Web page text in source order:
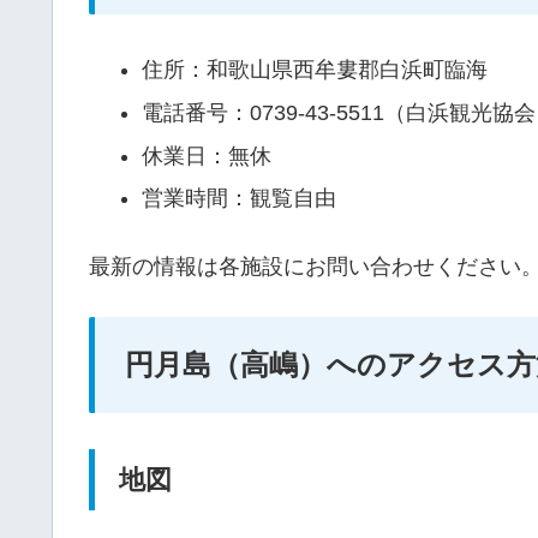
住所：和歌山県西牟婁郡白浜町臨海
電話番号：0739-43-5511（白浜観光協会
休業日：無休
営業時間：観覧自由
最新の情報は各施設にお問い合わせください。
円月島（高嶋）へのアクセス
地図